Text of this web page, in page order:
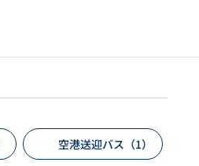
空港送迎バス（1）